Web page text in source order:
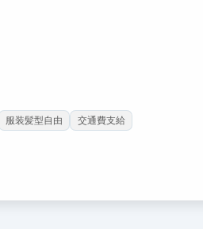
服装髪型自由 交通費支給